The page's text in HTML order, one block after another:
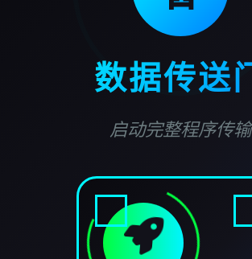
数据传送门
启动完整程序传输